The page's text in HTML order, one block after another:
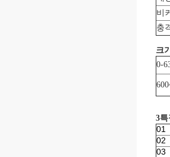
비
충
크
0-
3특
01
02
03